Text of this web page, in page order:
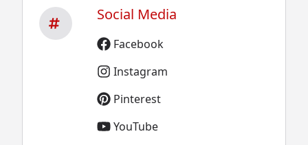
Social Media
Facebook
Instagram
Pinterest
YouTube